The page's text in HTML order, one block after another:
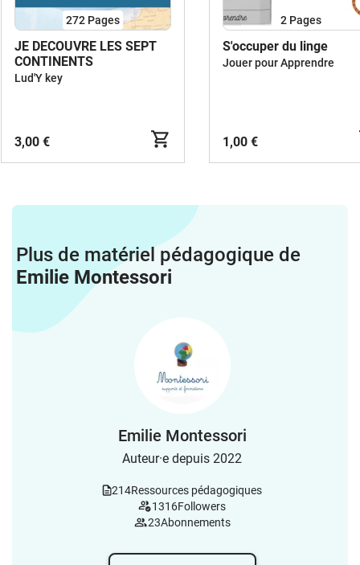
272 Pages
JE DECOUVRE LES SEPT
CONTINENTS
Lud'Y key
3,00 €
2 Pages
S'occuper du linge
Jouer pour Apprendre
1,00 €
Plus de matériel pédagogique de
Emilie Montessori
Emilie Montessori
Auteur·e depuis 2022
214Ressources pédagogiques
1316Followers
23Abonnements